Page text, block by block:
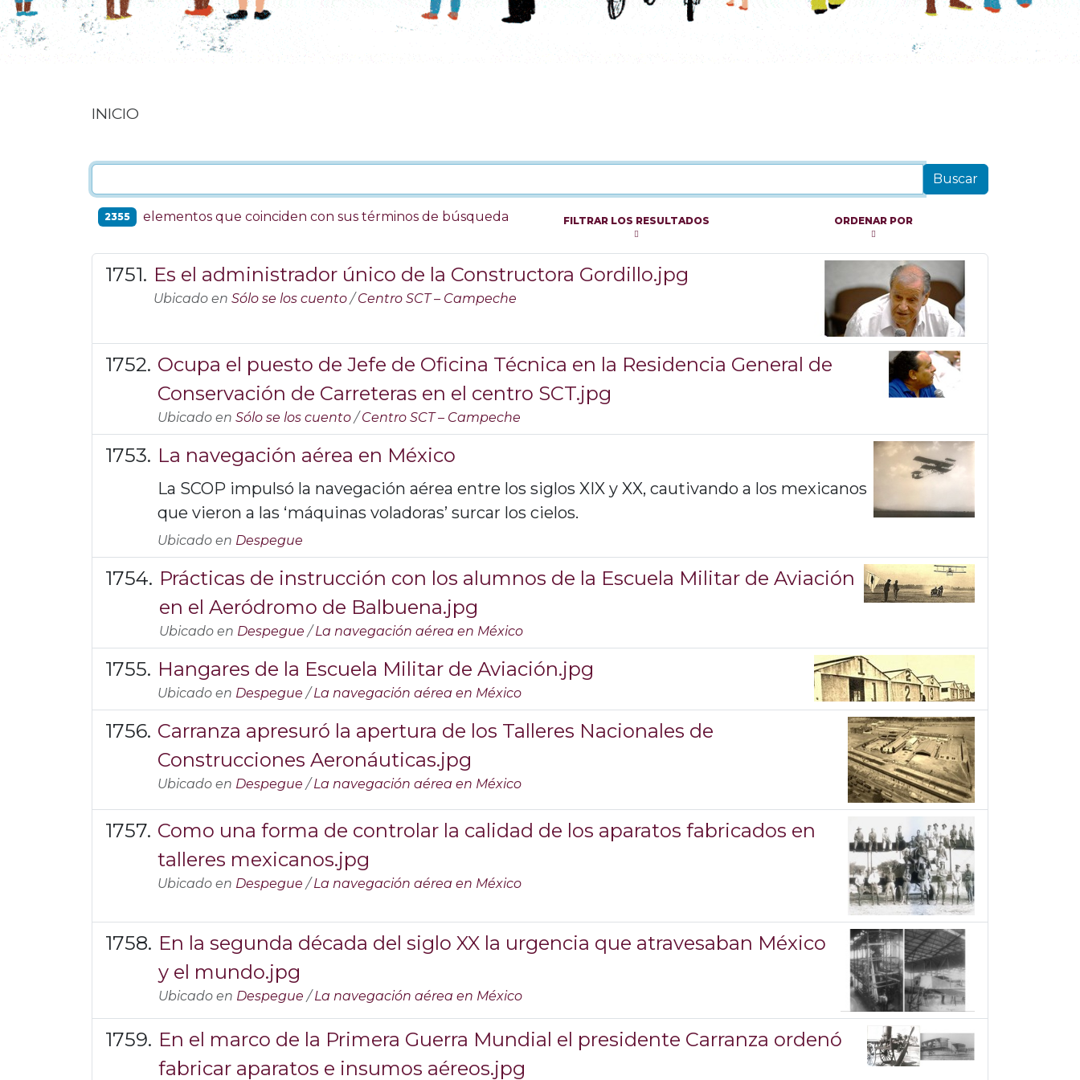
INICIO
2355 elementos que coinciden con sus términos de búsqueda FILTRAR LOS RESULTADOS ORDENAR POR
Es el administrador único de la Constructora Gordillo.jpg
Ubicado en Sólo se los cuento /Centro SCT – Campeche
Ocupa el puesto de Jefe de Oficina Técnica en la Residencia General de
Conservación de Carreteras en el centro SCT.jpg
Ubicado en Sólo se los cuento /Centro SCT – Campeche
La navegación aérea en México
La SCOP impulsó la navegación aérea entre los siglos XIX y XX, cautivando a los mexicanos
que vieron a las ‘máquinas voladoras’ surcar los cielos.
Ubicado en Despegue
Prácticas de instrucción con los alumnos de la Escuela Militar de Aviación
en el Aeródromo de Balbuena.jpg
Ubicado en Despegue /La navegación aérea en México
Hangares de la Escuela Militar de Aviación.jpg
Ubicado en Despegue /La navegación aérea en México
Carranza apresuró la apertura de los Talleres Nacionales de
Construcciones Aeronáuticas.jpg
Ubicado en Despegue /La navegación aérea en México
Como una forma de controlar la calidad de los aparatos fabricados en
talleres mexicanos.jpg
Ubicado en Despegue /La navegación aérea en México
En la segunda década del siglo XX la urgencia que atravesaban México
y el mundo.jpg
Ubicado en Despegue /La navegación aérea en México
En el marco de la Primera Guerra Mundial el presidente Carranza ordenó
fabricar aparatos e insumos aéreos.jpg